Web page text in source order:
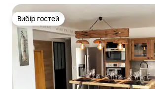
Вибір гостей
Вибір гостей